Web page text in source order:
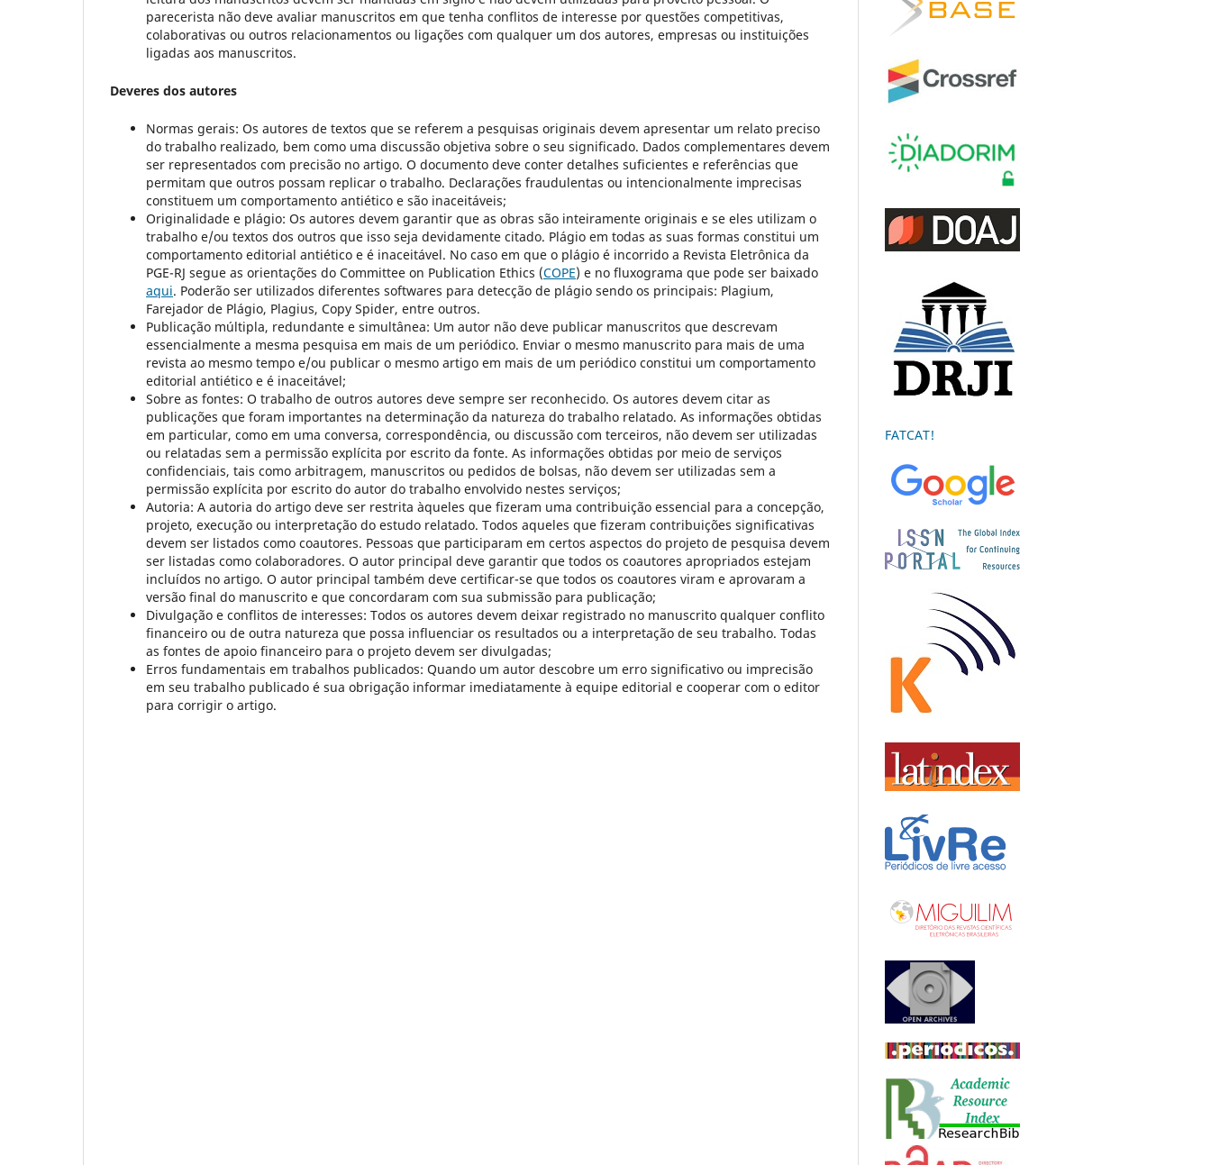
parecerista não deve avaliar manuscritos em que tenha conflitos de interesse por questões competitivas,
colaborativas ou outros relacionamentos ou ligações com qualquer um dos autores, empresas ou instituições
ligadas aos manuscritos.
Deveres dos autores
Normas gerais: Os autores de textos que se referem a pesquisas originais devem apresentar um relato preciso
do trabalho realizado, bem como uma discussão objetiva sobre o seu significado. Dados complementares devem
ser representados com precisão no artigo. O documento deve conter detalhes suficientes e referências que
permitam que outros possam replicar o trabalho. Declarações fraudulentas ou intencionalmente imprecisas
constituem um comportamento antiético e são inaceitáveis;
Originalidade e plágio: Os autores devem garantir que as obras são inteiramente originais e se eles utilizam o
trabalho e/ou textos dos outros que isso seja devidamente citado. Plágio em todas as suas formas constitui um
comportamento editorial antiético e é inaceitável. No caso em que o plágio é incorrido a Revista Eletrônica da
PGE-RJ segue as orientações do Committee on Publication Ethics (COPE) e no fluxograma que pode ser baixado
aqui. Poderão ser utilizados diferentes softwares para detecção de plágio sendo os principais: Plagium,
Farejador de Plágio, Plagius, Copy Spider, entre outros.
Publicação múltipla, redundante e simultânea: Um autor não deve publicar manuscritos que descrevam
essencialmente a mesma pesquisa em mais de um periódico. Enviar o mesmo manuscrito para mais de uma
revista ao mesmo tempo e/ou publicar o mesmo artigo em mais de um periódico constitui um comportamento
editorial antiético e é inaceitável;
Sobre as fontes: O trabalho de outros autores deve sempre ser reconhecido. Os autores devem citar as
publicações que foram importantes na determinação da natureza do trabalho relatado. As informações obtidas
em particular, como em uma conversa, correspondência, ou discussão com terceiros, não devem ser utilizadas
ou relatadas sem a permissão explícita por escrito da fonte. As informações obtidas por meio de serviços
confidenciais, tais como arbitragem, manuscritos ou pedidos de bolsas, não devem ser utilizadas sem a
permissão explícita por escrito do autor do trabalho envolvido nestes serviços;
Autoria: A autoria do artigo deve ser restrita àqueles que fizeram uma contribuição essencial para a concepção,
projeto, execução ou interpretação do estudo relatado. Todos aqueles que fizeram contribuições significativas
devem ser listados como coautores. Pessoas que participaram em certos aspectos do projeto de pesquisa devem
ser listadas como colaboradores. O autor principal deve garantir que todos os coautores apropriados estejam
incluídos no artigo. O autor principal também deve certificar-se que todos os coautores viram e aprovaram a
versão final do manuscrito e que concordaram com sua submissão para publicação;
Divulgação e conflitos de interesses: Todos os autores devem deixar registrado no manuscrito qualquer conflito
financeiro ou de outra natureza que possa influenciar os resultados ou a interpretação de seu trabalho. Todas
as fontes de apoio financeiro para o projeto devem ser divulgadas;
Erros fundamentais em trabalhos publicados: Quando um autor descobre um erro significativo ou imprecisão
em seu trabalho publicado é sua obrigação informar imediatamente à equipe editorial e cooperar com o editor
para corrigir o artigo.
FATCAT!